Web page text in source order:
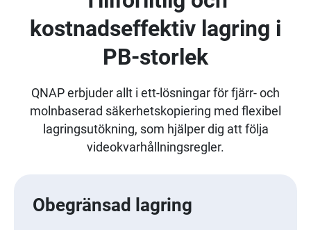
kostnadseffektiv lagring i
PB-storlek
QNAP erbjuder allt i ett-lösningar för fjärr- och
molnbaserad säkerhetskopiering med flexibel
lagringsutökning, som hjälper dig att följa
videokvarhållningsregler.
Obegränsad lagring